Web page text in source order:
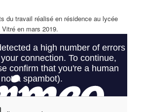
du travail réalisé en résidence au lycée
Vitré en mars 2019.